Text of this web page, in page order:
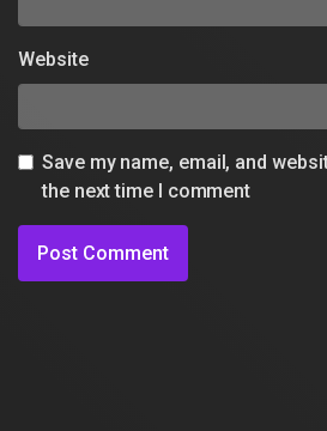
Website
Save my name, email, and
the next time I comment